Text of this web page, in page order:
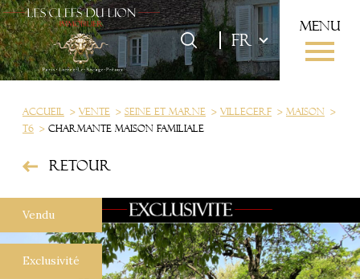
menu
Langue
FR
Accueil 0 Langue
FR
Accueil Vente Seine et marne Villecerf
Maison
T6
Charmante maison familiale
Retour
Vendu
Exclusivité